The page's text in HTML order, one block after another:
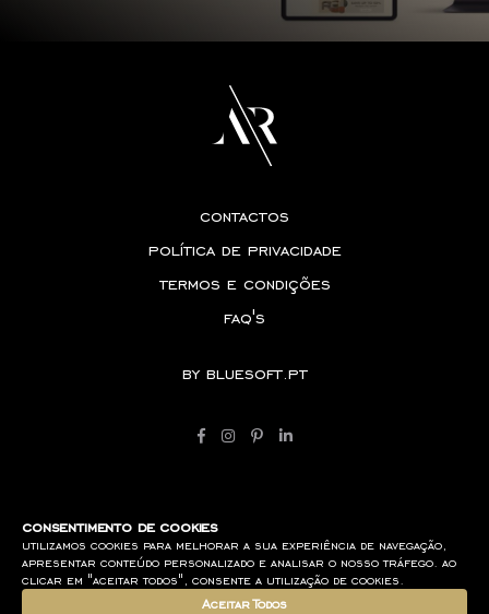
contactos
política de privacidade
termos e condições
faq's
by bluesoft.pt
consentimento de cookies
utilizamos cookies para melhorar a sua experiência de navegação,
apresentar conteúdo personalizado e analisar o nosso tráfego. ao
clicar em "aceitar todos", consente a utilização de cookies.
Aceitar Todos